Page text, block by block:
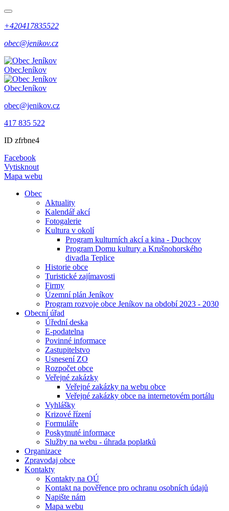
+420417835522
obec@jenikov.cz
ObecJeníkov
ObecJeníkov
obec@jenikov.cz
417 835 522
ID zfrbne4
Facebook
Vytisknout
Mapa webu
Obec
Aktuality
Kalendář akcí
Fotogalerie
Kultura v okolí
Program kulturních akcí a kina - Duchcov
Program Domu kultury a Krušnohorského
divadla Teplice
Historie obce
Turistické zajímavosti
Firmy
Územní plán Jeníkov
Program rozvoje obce Jeníkov na období 2023 - 2030
Obecní úřad
Úřední deska
E-podatelna
Povinné informace
Zastupitelstvo
Usnesení ZO
Rozpočet obce
Veřejné zakázky
Veřejné zakázky na webu obce
Veřejné zakázky obce na internetovém portálu
Vyhlášky
Krizové řízení
Formuláře
Poskytnuté informace
Služby na webu - úhrada poplatků
Organizace
Zpravodaj obce
Kontakty
Kontakty na OÚ
Kontakt na pověřence pro ochranu osobních údajů
Napište nám
Mapa webu